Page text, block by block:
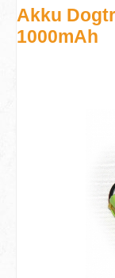
Akku
1000mAh